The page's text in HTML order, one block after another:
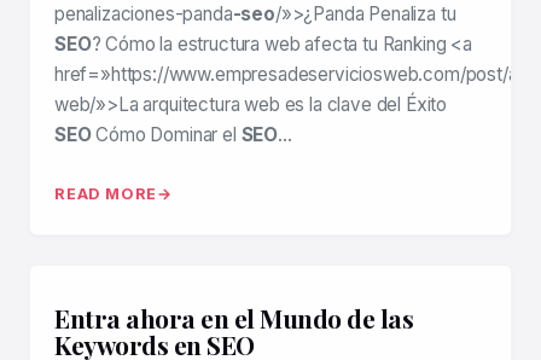
penalizaciones-panda-seo/»>¿Panda Penaliza tu
SEO? Cómo la estructura web afecta tu Ranking <a
href=»https://www.empresadeserviciosweb.com/post/
web/»>La arquitectura web es la clave del Éxito
SEOCómo Dominar el SEO…
READ MORE
Entra ahora en el Mundo de las
Keywords en SEO